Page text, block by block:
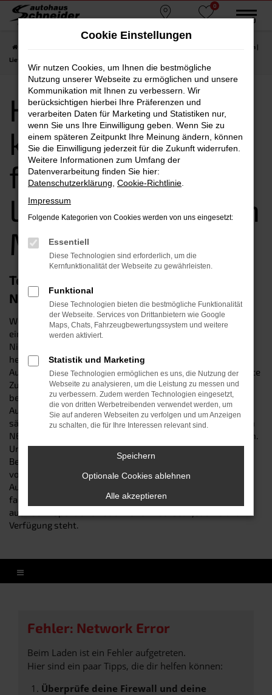
Zum
0
MENÜ
Hyundai NEXO kaufen, leasen, finanzieren |
Lieferservice nach München
Hyundai NEXO
kaufen, leasen,
finanzieren |
Lieferservice nach
München
Top-Mobilität in München: der Hyundai
NEXO
Wer erstklassig in München unterwegs sein will, trifft mit
einem Hyundai NEXO eine garantiert kluge Entscheidung:
Nicht nur, dass das Modell in sämtlichen Tests
hervorragende Bewertungen erzielt – auch „gewöhnliche“
Autofahrer in München und Umgebung schätzen die robuste
Zuverlässigkeit, den erstklassigen Komfort und die
bestechende Vielseitigkeit des Hyundai NEXO. Wir vom
Autohaus Schneider sind Ihre lokale Top-Adresse für
sämtliche Fahrzeuge von Hyundai und verkaufen Ihnen den
NEXO als Neuwagen sowie als Gebraucht- und Jahreswagen.
Unser Firmenname steht seit 1987 für herausragende
Beratung und Expertise im Kfz-Bereich. Ganz zu schweigen
von unserem Top-Werkstattservice, der Sie auch nach dem
Autokauf bei allen Anliegen rund um Ihren Hyundai NEXO
fachkundig betreut und Ihnen sowohl bei Reparaturen als
auch bei Inspektionen oder Reifenwechseln jederzeit zur
Verfügung steht.
Fehler: Network Error
Beim Laden ist ein Fehler aufgetreten.
Hier sind ein paar Tipps, die dir helfen können:
Überprüfe deine Firewall und deine
Cookie Einstellungen
Wir nutzen Cookies, um Ihnen die bestmögliche
Nutzung unserer Webseite zu ermöglichen und unsere
Kommunikation mit Ihnen zu verbessern. Wir
berücksichtigen hierbei Ihre Präferenzen und
verarbeiten Daten für Marketing und Statistiken nur,
wenn Sie uns Ihre Einwilligung geben. Wenn Sie zu
einem späteren Zeitpunkt Ihre Meinung ändern, können
Sie die Einwilligung jederzeit für die Zukunft widerrufen.
Weitere Informationen zum Umfang der
Datenverarbeitung finden Sie hier:
Datenschutzerklärung Cookie-Richtlinie
Impressum
Folgende Kategorien von Cookies werden von uns eingesetzt:
Essentiell
Diese Technologien sind erforderlich, um die
Kernfunktionalität der Webseite zu gewährleisten.
Funktional
Diese Technologien bieten die bestmögliche Funktionalität
der Webseite. Services von Drittanbietern wie Google
Maps, Chats, Fahrzeugbewertungssystem und weitere
werden aktiviert.
Statistik und Marketing
Diese Technologien ermöglichen es uns, die Nutzung der
Webseite zu analysieren, um die Leistung zu messen und
zu verbessern. Zudem werden Technologien eingesetzt,
die von dritten Werbetreibenden verwendet werden, um
Sie auf anderen Webseiten zu verfolgen und um Anzeigen
zu schalten, die für Ihre Interessen relevant sind.
Speichern
Optionale Cookies ablehnen
Alle akzeptieren